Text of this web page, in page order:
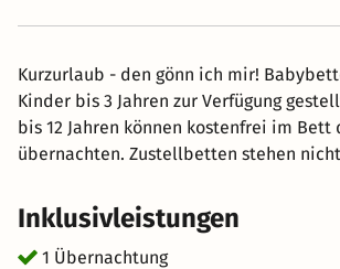
Kurzurlaub - den gönn ich mir!
Kinder bis 3 Jahren zur Verfügung
bis 12 Jahren können kostenfrei im Bett
übernachten. Zustellbetten stehen
Inklusivleistungen
1 Übernachtung